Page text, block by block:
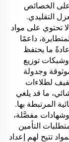
على الخصائص
التقليدي.
تحتوي على مواد
داعمًا
ما يحتفظ
توزيع
وجدولة
لطلاءات
ما قد يلغي
المرتبطة بها.
وشهادات مفصَّلة،
التأمين
تتيح لهم إعداد